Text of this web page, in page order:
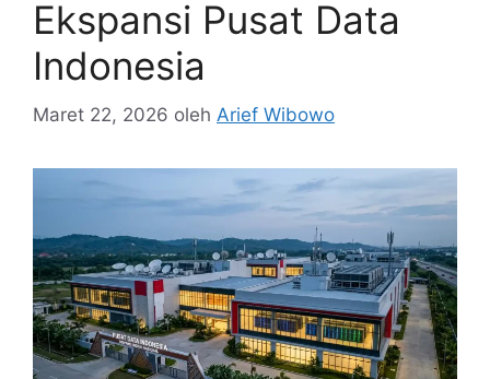
Ekspansi Pusat Data
Indonesia
Maret 22, 2026 oleh Arief Wibowo